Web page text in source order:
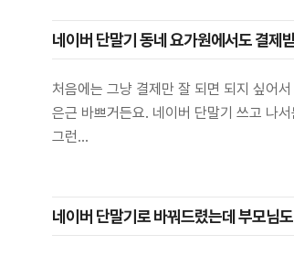
네이버 단말기 동네 요가원에서도 결제
처음에는 그냥 결제만 잘 되면 되지 싶어
은근 바쁘거든요. 네이버 단말기 쓰고 나
그런...
네이버 단말기로 바꿔드렸는데 부모님